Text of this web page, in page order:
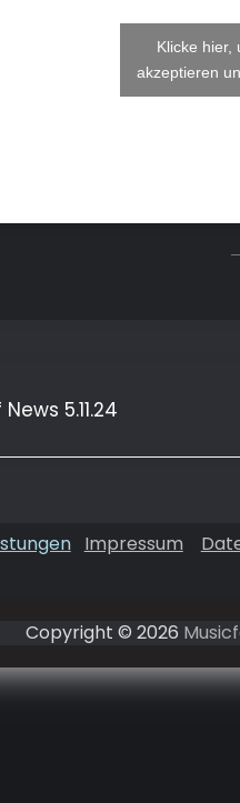
Klicke hier,
akzeptieren
5.11.24
Impressum
Copyright © 2026